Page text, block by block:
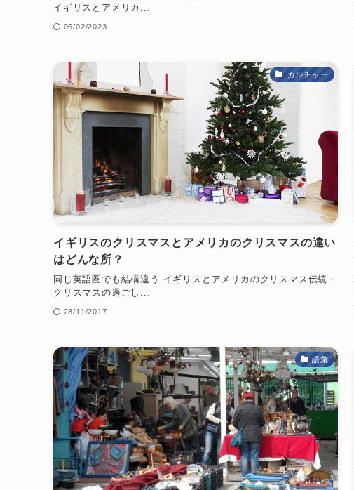
イギリスとアメリカ...
06/02/2023
カルチャー
イギリスのクリスマスとアメリカのクリスマスの違い
はどんな所？
同じ英語圏でも結構違う イギリスとアメリカのクリスマス伝統・
クリスマスの過ごし...
28/11/2017
語彙